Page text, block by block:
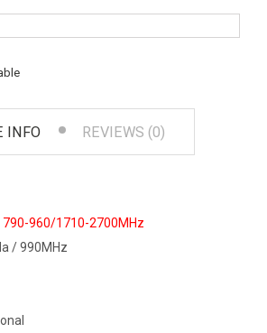
INFO REVIEWS (0)
790-960/1710-2700MHz
/ 990MHz